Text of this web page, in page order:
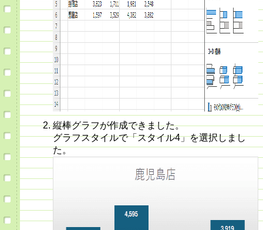
縦棒グラフが作成できました。
グラフスタイルで「スタイル4」を選択しまし
た。